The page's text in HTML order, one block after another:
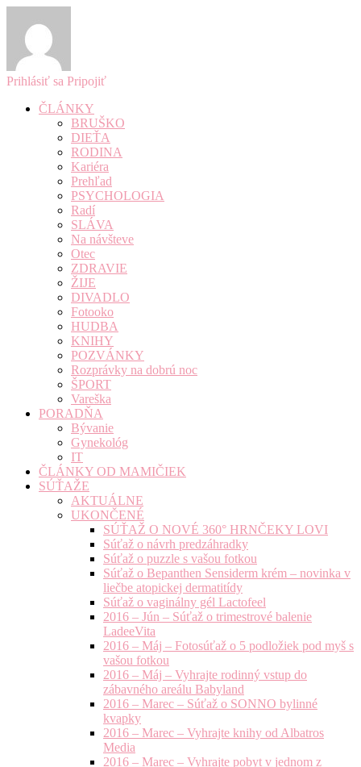
Prihlásiť sa Pripojiť
ČLÁNKY
BRUŠKO
DIEŤA
RODINA
Kariéra
Prehľad
PSYCHOLOGIA
Radí
SLÁVA
Na návšteve
Otec
ZDRAVIE
ŽIJE
DIVADLO
Fotooko
HUDBA
KNIHY
POZVÁNKY
Rozprávky na dobrú noc
ŠPORT
Vareška
PORADŇA
Bývanie
Gynekológ
IT
ČLÁNKY OD MAMIČIEK
SÚŤAŽE
AKTUÁLNE
UKONČENÉ
SÚŤAŽ O NOVÉ 360° HRNČEKY LOVI
Súťaž o návrh predzáhradky
Súťaž o puzzle s vašou fotkou
Súťaž o Bepanthen Sensiderm krém – novinka v
liečbe atopickej dermatitídy
Súťaž o vaginálny gél Lactofeel
2016 – Jún – Súťaž o trimestrové balenie
LadeeVita
2016 – Máj – Fotosúťaž o 5 podložiek pod myš s
vašou fotkou
2016 – Máj – Vyhrajte rodinný vstup do
zábavného areálu Babyland
2016 – Marec – Súťaž o SONNO bylinné
kvapky
2016 – Marec – Vyhrajte knihy od Albatros
Media
2016 – Marec – Vyhrajte pobyt v jednom z